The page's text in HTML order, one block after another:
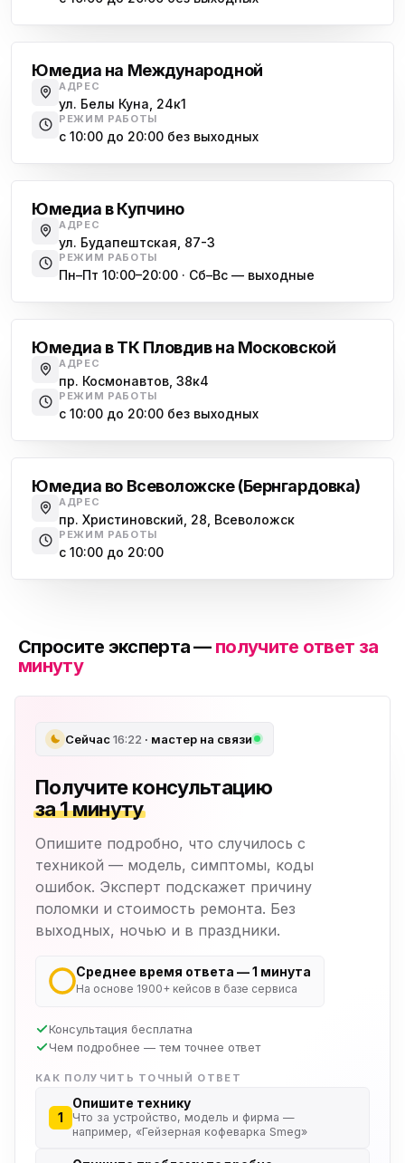
Юмедиа на Международной
АДРЕС
ул. Белы Куна, 24к1
РЕЖИМ РАБОТЫ
с 10:00 до 20:00 без выходных
Юмедиа в Купчино
АДРЕС
ул. Будапештская, 87-3
РЕЖИМ РАБОТЫ
Пн–Пт 10:00–20:00 · Сб–Вс — выходные
Юмедиа в ТК Пловдив на Московской
АДРЕС
пр. Космонавтов, 38к4
РЕЖИМ РАБОТЫ
с 10:00 до 20:00 без выходных
Юмедиа во Всеволожске (Бернгардовка)
АДРЕС
пр. Христиновский, 28, Всеволожск
РЕЖИМ РАБОТЫ
с 10:00 до 20:00
Спросите эксперта — получите ответ за
минуту
Сейчас16:22 · мастер на связи
Получите консультацию
за 1 минуту
Опишите подробно, что случилось с
техникой — модель, симптомы, коды
ошибок. Эксперт подскажет причину
поломки и стоимость ремонта. Без
выходных, ночью и в праздники.
Среднее время ответа — 1 минута
На основе 1900+ кейсов в базе сервиса
Консультация бесплатна
Чем подробнее — тем точнее ответ
КАК ПОЛУЧИТЬ ТОЧНЫЙ ОТВЕТ
1
Опишите технику
Что за устройство, модель и фирма —
например, «Гейзерная кофеварка Smeg»